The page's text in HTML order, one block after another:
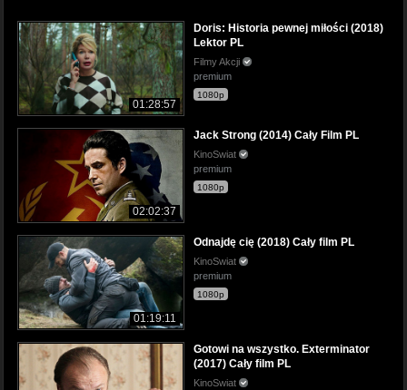
01:28:57
Doris: Historia pewnej miłości (2018)
Lektor PL
Filmy Akcji
premium
1080p
02:02:37
Jack Strong (2014) Cały Film PL
KinoSwiat
premium
1080p
01:19:11
Odnajdę cię (2018) Cały film PL
KinoSwiat
premium
1080p
Gotowi na wszystko. Exterminator
(2017) Cały film PL
KinoSwiat